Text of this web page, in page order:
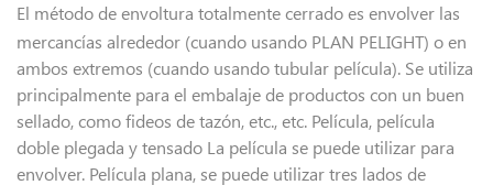
El método de envoltura totalmente cerrado es envolver las
mercancías alrededor (cuando usando PLAN PELIGHT) o en
ambos extremos (cuando usando tubular película). Se utiliza
principalmente para el embalaje de productos con un buen
sellado, como fideos de tazón, etc., etc. Película, película
doble plegada y tensado La película se puede utilizar para
envolver. Película plana, se puede utilizar tres lados de